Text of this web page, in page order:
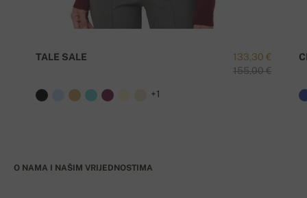
133,30 €
155,00 €
TALE SALE
+1
O NAMA I NAŠIM VRIJEDNOSTIMA